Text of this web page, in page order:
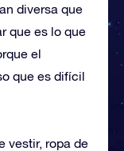
diversa que
que es lo que
el
que es difícil
vestir, ropa de